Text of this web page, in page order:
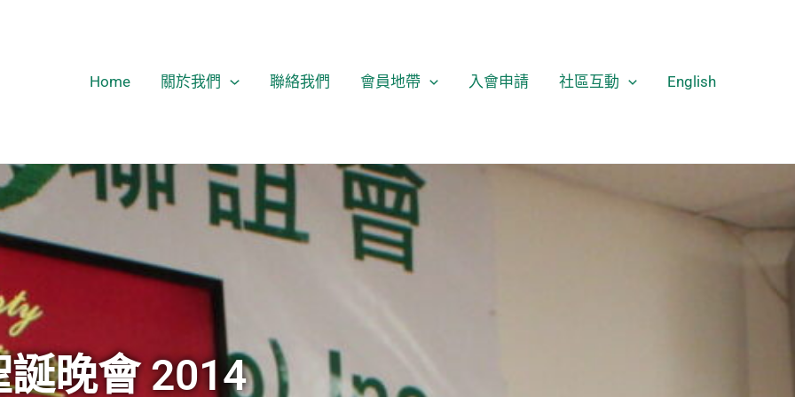
Home
關於我們 聯絡我們 會員地帶 入會申請 社區互動 English
誕晚會 2014